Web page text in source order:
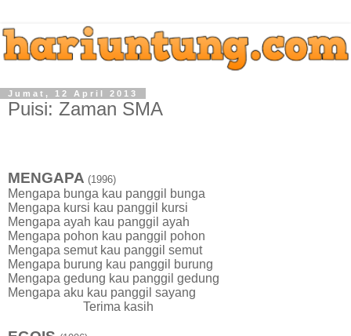
Jumat, 12 April 2013
Puisi: Zaman SMA
MENGAPA (1996)
Mengapa bunga kau panggil bunga
Mengapa kursi kau panggil kursi
Mengapa ayah kau panggil ayah
Mengapa pohon kau panggil pohon
Mengapa semut kau panggil semut
Mengapa burung kau panggil burung
Mengapa gedung kau panggil gedung
Mengapa aku kau panggil sayang
Terima kasih